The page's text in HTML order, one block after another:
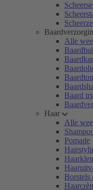
Alle
Baard
Haar
Alle
Pomade
Borstels